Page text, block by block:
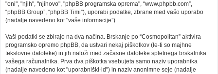
"oni", "njih", "njihovo", "phpBB programska oprema", “www.phpbb.com”,
“phpBB Group”, “phpBB Timi”), uporabi podatke, zbrane med vašo uporabo
(nadalje navedeno kot "vaše informacije”).
Vaši podatki se zbirajo na dva načina. Brskanje po “Cosmopolitan” aktivira
programsko opremo phpBB, da ustvari nekaj piškotkov (le-ti so majhne
tekstovne datoteke) in jih naloži med začasne datoteke spletnega brskalnika
vašega računalnika. Prva dva piškotka vsebujeta samo naziv uporabnika
(nadalje navedeno kot "uporabniški-id") in naziv anonimne seje (nadalje